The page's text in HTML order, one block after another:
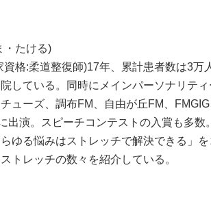
・たける)
資格:柔道整復師)17年、累計患者数は3万
している。同時にメインパーソナリテ
ューズ、調布FM、自由が丘FM、
出演。スピーチコンテストの入賞も多
ゆる悩みはストレッチで解決できる」
トレッチの数々を紹介している。